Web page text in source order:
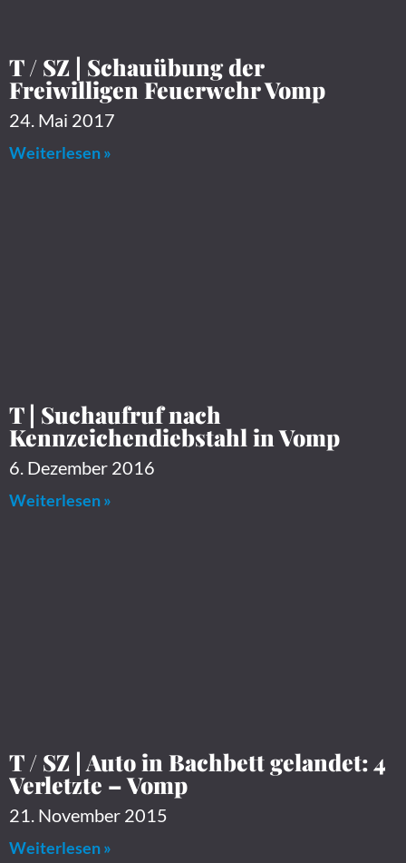
T / SZ | Schauübung der
Freiwilligen Feuerwehr Vomp
24. Mai 2017
Weiterlesen »
T | Suchaufruf nach
Kennzeichendiebstahl in Vomp
6. Dezember 2016
Weiterlesen »
T / SZ | Auto in Bachbett gelandet: 4
Verletzte – Vomp
21. November 2015
Weiterlesen »